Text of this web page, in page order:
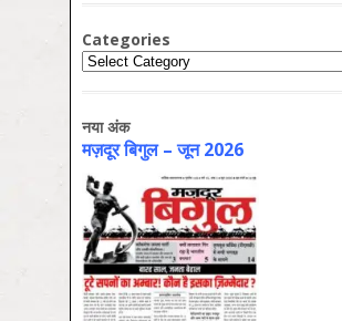
Categories
Categories
नया अंक
मज़दूर बिगुल – जून 2026